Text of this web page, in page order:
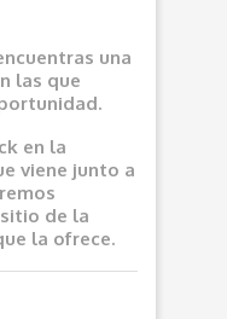
una
las que
en la
viene junto a
de la
la ofrece.